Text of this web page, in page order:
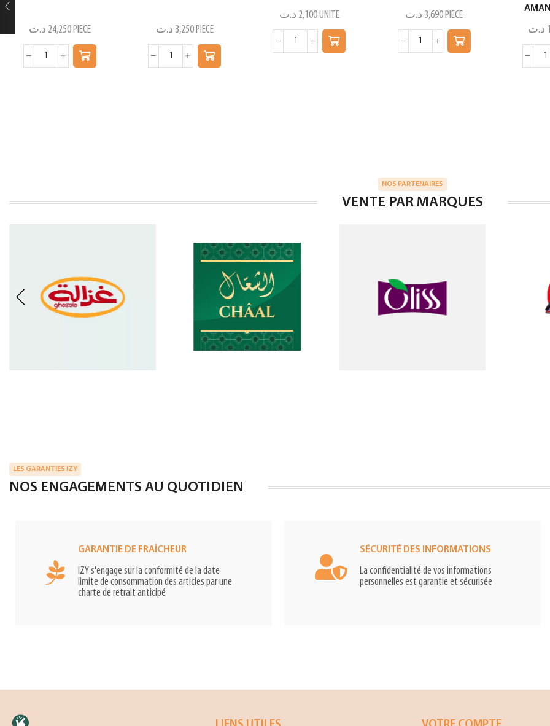
24,250 د.ت PIECE 3,250 د.ت PIECE
2,100 د.ت UNITE 3,690 د.ت PIECE
د.ت
NOS PARTENAIRES
VENTE PAR MARQUES
LES GARANTIES IZY
NOS ENGAGEMENTS AU QUOTIDIEN
GARANTIE DE FRAÎCHEUR
IZY s'engage sur la conformité de la date
limite de consommation des articles par une
charte de retrait anticipé
SÉCURITÉ DES INFORMATIONS
La confidentialité de vos informations
personnelles est garantie et sécurisée